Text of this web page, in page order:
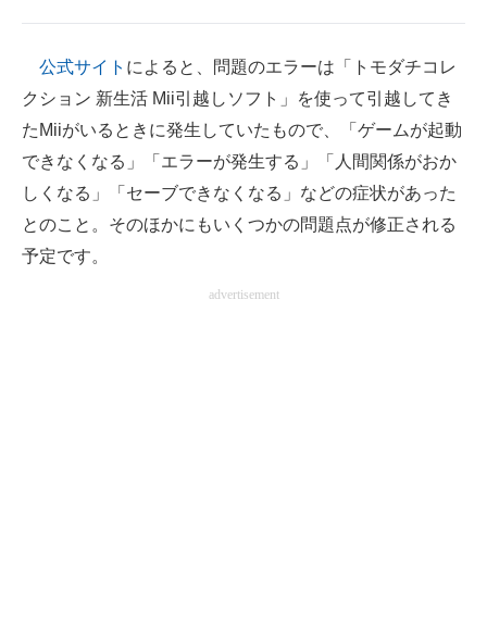
IT製品の技術・比較・事例
モノづくり技術者専門サイト
公式サイト によると、問題のエラーは「トモダチコレ
クション 新生活 Mii引越しソフト」を使って引越してき
たMiiがいるときに発生していたもので、「ゲームが起動
できなくなる」「エラーが発生する」「人間関係がおか
しくなる」「セーブできなくなる」などの症状があった
とのこと。そのほかにもいくつかの問題点が修正される
予定です。
advertisement